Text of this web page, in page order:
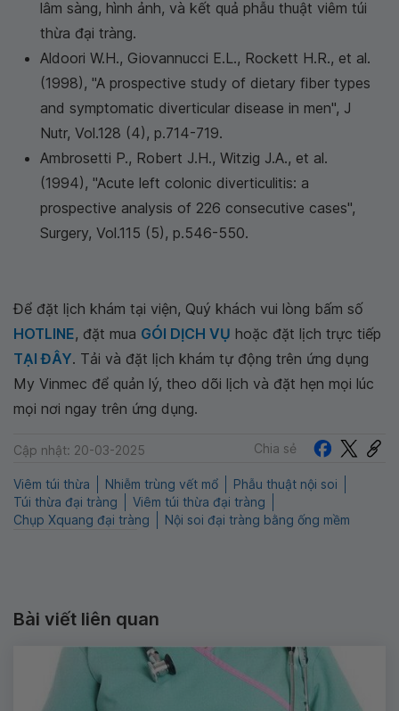
lâm sàng, hình ảnh, và kết quả phẫu thuật viêm túi
thừa đại tràng.
Aldoori W.H., Giovannucci E.L., Rockett H.R., et al.
(1998), "A prospective study of dietary fiber types
and symptomatic diverticular disease in men", J
Nutr, Vol.128 (4), p.714-719.
Ambrosetti P., Robert J.H., Witzig J.A., et al.
(1994), "Acute left colonic diverticulitis: a
prospective analysis of 226 consecutive cases",
Surgery, Vol.115 (5), p.546-550.
Để đặt lịch khám tại viện, Quý khách vui lòng bấm số
HOTLINE, đặt mua GÓI DỊCH VỤ hoặc đặt lịch trực tiếp
TẠI ĐÂY. Tải và đặt lịch khám tự động trên ứng dụng
My Vinmec để quản lý, theo dõi lịch và đặt hẹn mọi lúc
mọi nơi ngay trên ứng dụng.
Cập nhật: 20-03-2025 Chia sẻ
Viêm túi thừa Nhiễm trùng vết mổ
Phẫu thuật nội soi
Túi thừa đại tràng
Viêm túi thừa đại tràng
Chụp Xquang đại tràng
Nội soi đại tràng bằng ống mềm
Bài viết liên quan